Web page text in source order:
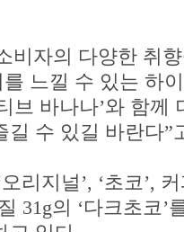
비자의 다양한 취
느낄 수 있는 하
브 바나나’와 함께
길 수 있길 바란다”
리지널’, ‘초코’,
31g의 ‘다크초코’